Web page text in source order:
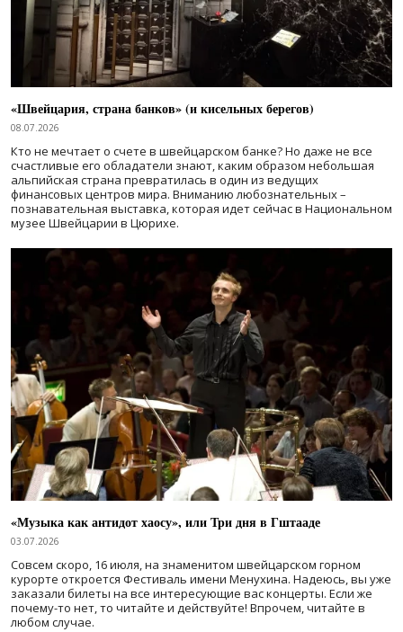
«Швейцария, страна банков» (и кисельных берегов)
08.07.2026
Кто не мечтает о счете в швейцарском банке? Но даже не все
счастливые его обладатели знают, каким образом небольшая
альпийская страна превратилась в один из ведущих
финансовых центров мира. Вниманию любознательных –
познавательная выставка, которая идет сейчас в Национальном
музее Швейцарии в Цюрихе.
«Музыка как антидот хаосу», или Три дня в Гштааде
03.07.2026
Совсем скоро, 16 июля, на знаменитом швейцарском горном
курорте откроется Фестиваль имени Менухина. Надеюсь, вы уже
заказали билеты на все интересующие вас концерты. Если же
почему-то нет, то читайте и действуйте! Впрочем, читайте в
любом случае.